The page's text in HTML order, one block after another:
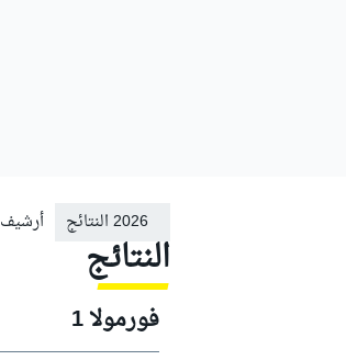
موتو جي بي
2026 النتائج
أرشيف
النتائج
فورمولا 1